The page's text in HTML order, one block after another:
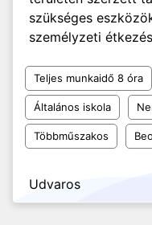
szükséges
személyzeti
Teljes munkaidő 8 óra
Általános iskola
Többműszakos
Udvaros